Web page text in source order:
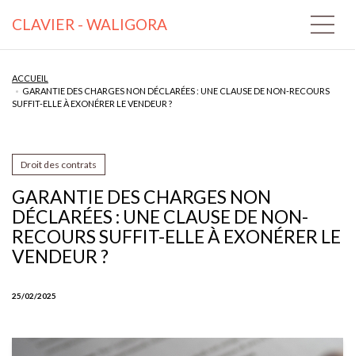
CLAVIER - WALIGORA
ACCUEIL
GARANTIE DES CHARGES NON DÉCLARÉES : UNE CLAUSE DE NON-RECOURS
SUFFIT-ELLE À EXONÉRER LE VENDEUR ?
GARANTIE DES CHARGES NON
DÉCLARÉES : UNE CLAUSE DE NON-
RECOURS SUFFIT-ELLE À EXONÉRER LE
VENDEUR ?
25/02/2025
Droit des contrats